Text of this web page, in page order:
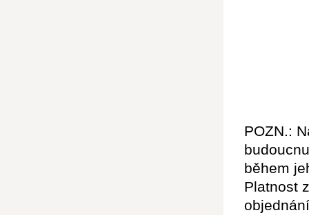
POZN.:
během
Platnost